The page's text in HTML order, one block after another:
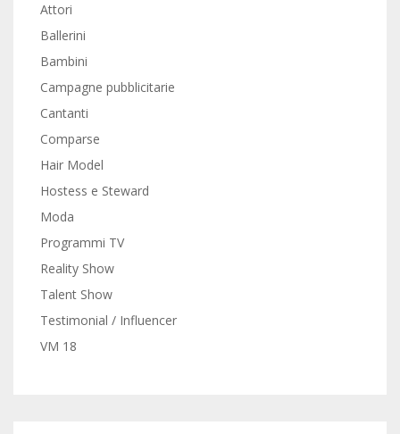
Attori
Ballerini
Bambini
Campagne pubblicitarie
Cantanti
Comparse
Hair Model
Hostess e Steward
Moda
Programmi TV
Reality Show
Talent Show
Testimonial / Influencer
VM 18